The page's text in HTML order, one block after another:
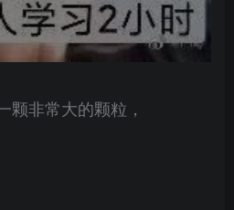
颗非常大的颗粒，